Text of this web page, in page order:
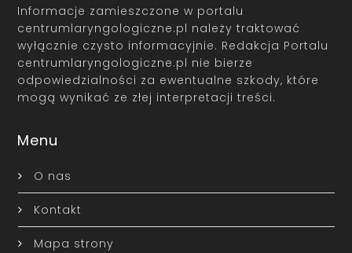
Informacje zamieszczone w portalu
centrumlaryngologiczne.pl należy traktować
wyłącznie czysto informacyjnie. Redakcja Portalu
centrumlaryngologiczne.pl nie bierze
odpowiedzialności za ewentualne szkody, które
mogą wynikać ze złej interpretacji treści.
Menu
O nas
Kontakt
Mapa strony